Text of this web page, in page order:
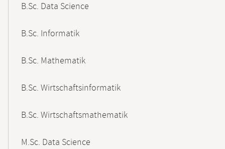
B.Sc. Data Science
B.Sc. Informatik
B.Sc. Mathematik
B.Sc. Wirtschaftsinformatik
B.Sc. Wirtschaftsmathematik
M.Sc. Data Science